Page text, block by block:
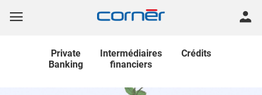
Private
Banking
Intermédiaires
financiers
Crédits